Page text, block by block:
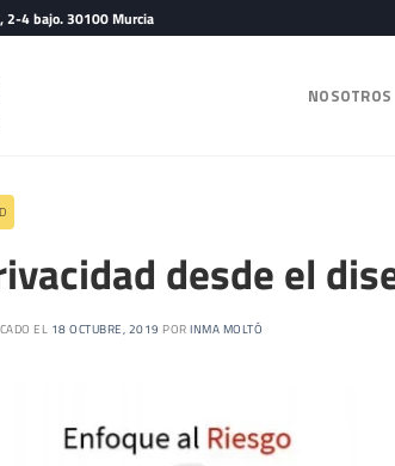
2-4 bajo. 30100 Murcia
NOSOTROS
desde el
EL 18 OCTUBRE, 2019 POR INMA MOLTÓ